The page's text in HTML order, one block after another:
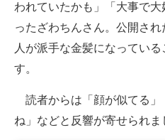
われていたかも」「大事で
ったざわちんさん。公開さ
人が派手な金髪になってい
す。
読者からは「顔が似てる」
ね」などと反響が寄せられま